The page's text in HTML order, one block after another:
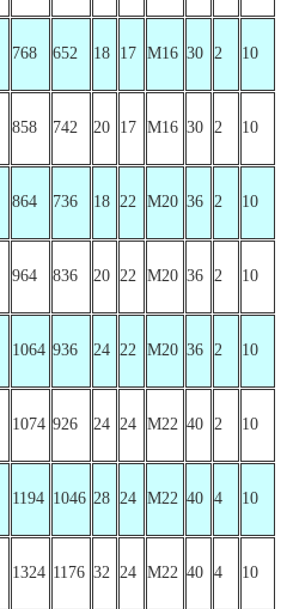
768 652 18 17 M16 30 2
10
858 742 20 17 M16 30 2
10
864 736 18 22 M20 36 2
10
964 836 20 22 M20 36 2
10
1064 936 24 22 M20 36 2
10
1074 926 24 24 M22 40 2
10
1194 1046 28 24 M22 40 4
10
1324 1176 32 24 M22 40 4
10